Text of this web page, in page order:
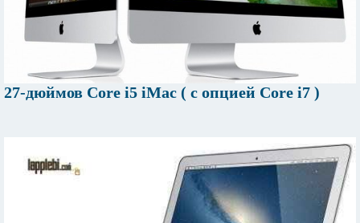
27-дюймов Core i5 iMac ( с опцией Core i7 )